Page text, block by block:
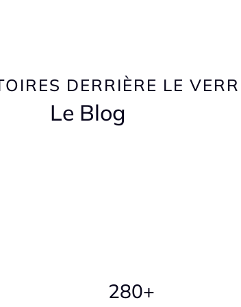
DERRIÈRE LE
Le Blog
280+